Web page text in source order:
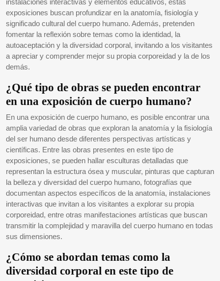
exposiciones buscan profundizar en la anatomía, fisiología y
significado cultural del cuerpo humano. Además, pretenden
fomentar la reflexión sobre temas como la identidad, la
autoaceptación y la diversidad corporal, invitando a los visitantes
a apreciar y comprender mejor su propia corporeidad y la de los
demás.
¿Qué tipo de obras se pueden encontrar
en una exposición de cuerpo humano?
En una exposición de cuerpo humano, es posible encontrar una
amplia variedad de obras que exploran la anatomía y la fisiología
del ser humano desde diferentes perspectivas artísticas y
científicas. Entre las obras presentes en este tipo de
exposiciones, se pueden hallar esculturas detalladas que
representan la estructura ósea y muscular, pinturas que capturan
la belleza y diversidad del cuerpo humano, fotografías que
documentan aspectos específicos de la anatomía, instalaciones
interactivas que invitan a los visitantes a explorar su propia
corporeidad, entre otras manifestaciones artísticas que buscan
transmitir la complejidad y maravilla del cuerpo humano en todas
sus dimensiones.
¿Cómo se abordan temas como la
diversidad corporal en este tipo de